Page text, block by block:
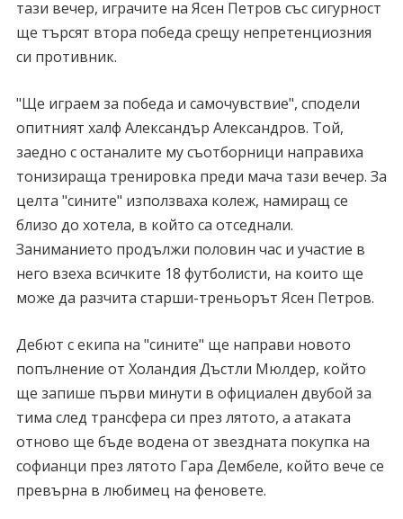
тази вечер, играчите на Ясен Петров със сигурност
ще търсят втора победа срещу непретенциозния
си противник.
"Ще играем за победа и самочувствие", сподели
опитният халф Александър Александров. Той,
заедно с останалите му съотборници направиха
тонизираща тренировка преди мача тази вечер. За
целта "сините" използваха колеж, намиращ се
близо до хотела, в който са отседнали.
Заниманието продължи половин час и участие в
него взеха всичките 18 футболисти, на които ще
може да разчита старши-треньорът Ясен Петров.
Дебют с екипа на "сините" ще направи новото
попълнение от Холандия Дъстли Мюлдер, който
ще запише първи минути в официален двубой за
тима след трансфера си през лятото, а атаката
отново ще бъде водена от звездната покупка на
софианци през лятото Гара Дембеле, който вече се
превърна в любимец на феновете.